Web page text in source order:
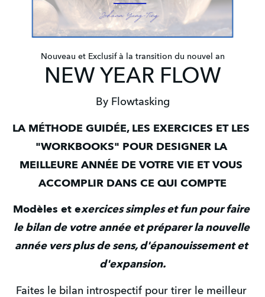
Nouveau et Exclusif à la transition du nouvel an
NEW YEAR FLOW
By Flowtasking
LA MÉTHODE GUIDÉE, LES EXERCICES ET LES
"WORKBOOKS" POUR DESIGNER LA
MEILLEURE ANNÉE DE VOTRE VIE ET VOUS
ACCOMPLIR DANS CE QUI COMPTE
Modèles et exercices simples et fun pour faire
le bilan de votre année et préparer la nouvelle
année vers plus de sens, d'épanouissement et
d'expansion.
Faites le bilan introspectif pour tirer le meilleur